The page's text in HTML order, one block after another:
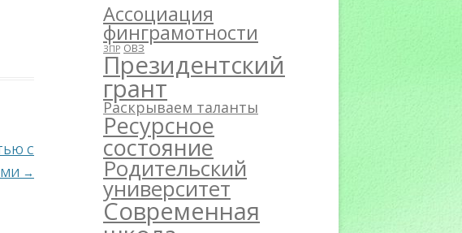
С
→
Ассоциация
финграмотности
ЗПР ОВЗ
Президентский
грант
Раскрываем таланты
Ресурсное
состояние
Родительский
университет
Современная